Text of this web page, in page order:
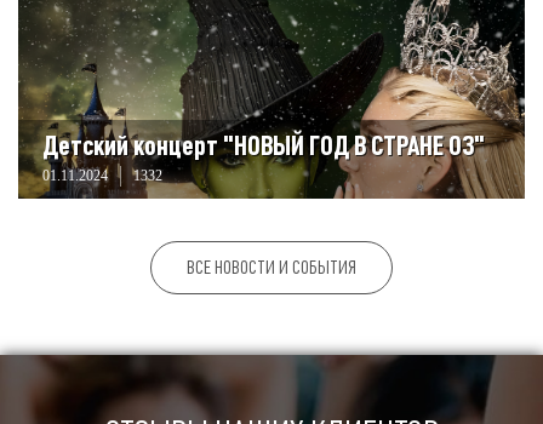
Детский концерт "НОВЫЙ ГОД В СТРАНЕ ОЗ"
01.11.2024 1332
ВСЕ НОВОСТИ И СОБЫТИЯ